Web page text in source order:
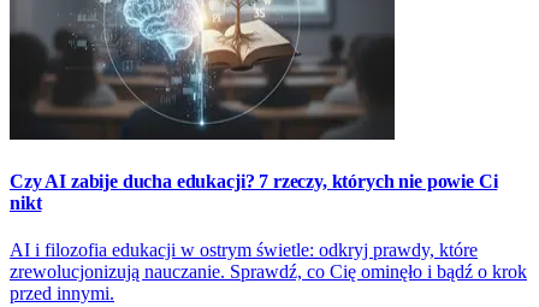
Czy AI zabije ducha edukacji? 7 rzeczy, których nie powie Ci
nikt
AI i filozofia edukacji w ostrym świetle: odkryj prawdy, które
zrewolucjonizują nauczanie. Sprawdź, co Cię ominęło i bądź o krok
przed innymi.